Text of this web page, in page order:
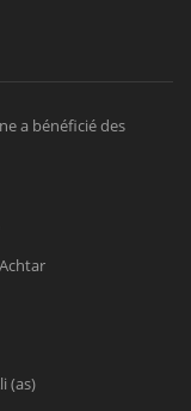
a bénéficié des
(as)